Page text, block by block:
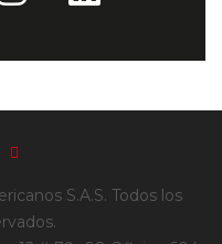
S.A.S. Todos los